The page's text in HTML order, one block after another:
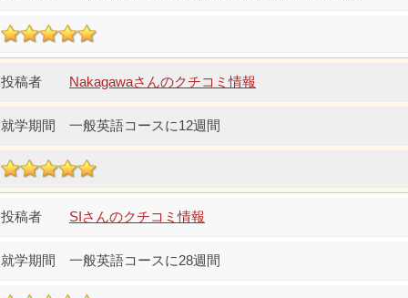
Nakagawaさんのクチコミ情報
一般英語コースに12週間
SIさんのクチコミ情報
一般英語コースに28週間